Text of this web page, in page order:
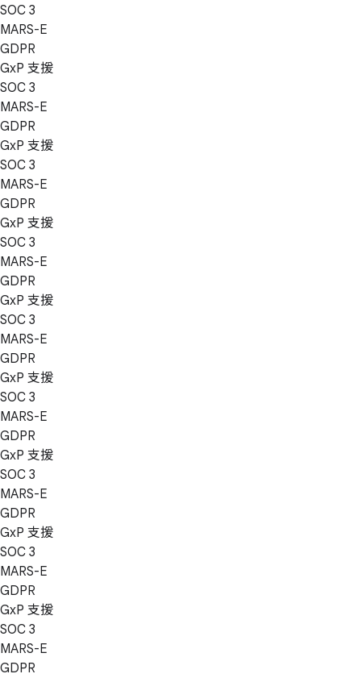
SOC 3
MARS-E
GDPR
GxP 支援
SOC 3
MARS-E
GDPR
GxP 支援
SOC 3
MARS-E
GDPR
GxP 支援
SOC 3
MARS-E
GDPR
GxP 支援
SOC 3
MARS-E
GDPR
GxP 支援
SOC 3
MARS-E
GDPR
GxP 支援
SOC 3
MARS-E
GDPR
GxP 支援
SOC 3
MARS-E
GDPR
GxP 支援
SOC 3
MARS-E
GDPR